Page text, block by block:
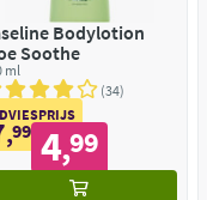
Bodylotion
Soothe
ml
34
,99 4,99